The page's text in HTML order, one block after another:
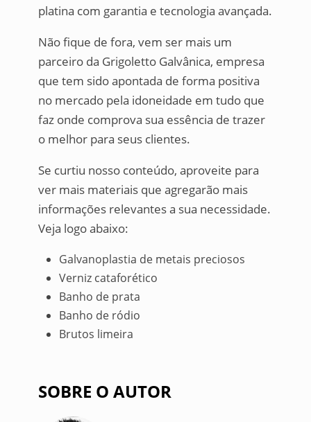
platina com garantia e tecnologia avançada.
Não fique de fora, vem ser mais um
parceiro da Grigoletto Galvânica, empresa
que tem sido apontada de forma positiva
no mercado pela idoneidade em tudo que
faz onde comprova sua essência de trazer
o melhor para seus clientes.
Se curtiu nosso conteúdo, aproveite para
ver mais materiais que agregarão mais
informações relevantes a sua necessidade.
Veja logo abaixo:
Galvanoplastia de metais preciosos
Verniz cataforético
Banho de prata
Banho de ródio
Brutos limeira
SOBRE O AUTOR